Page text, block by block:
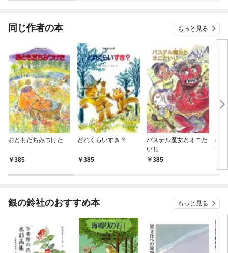
同じ作者の本 もっと見る
おともだちみつけた
385
どれくらいすき？
385
パステル魔女とオニた
いじ
385
ほ
て
銀の鈴社のおすすめ本 もっと見る